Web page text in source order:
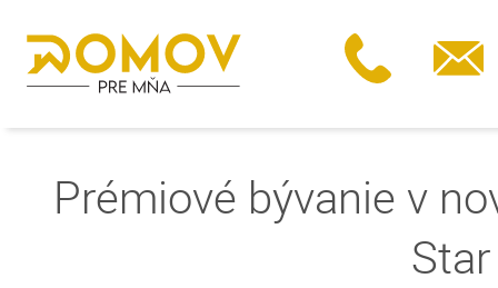
Prémiové bývanie v
Star